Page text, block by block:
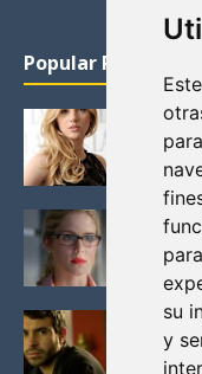
su
y
Popular Posts
VIKINGOS
Junio
MAS
BLACK
LA
Mayo